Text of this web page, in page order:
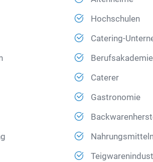
Hochschulen
Catering-
Caterer
Gastronomie